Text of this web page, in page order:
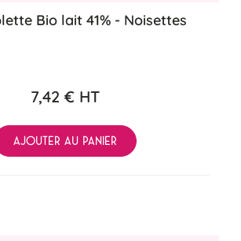
Bio lait 41% - Noisettes
7,42 € HT
AJOUTER AU PANIER